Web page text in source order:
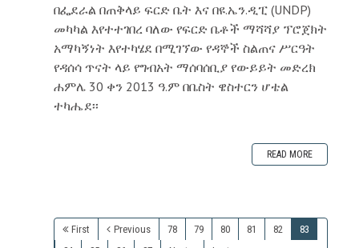
በፌደራል በጠቅላይ ፍርድ ቤት እና በዩ.ኤን.ዲፒ (UNDP)
መካካል እየተተገበረ ባለው የፍርድ ቤቶች ማሻሻያ ፕሮጀክት
አማካኝነት እየተካሄደ በሚገኘው የዳኞች ስልጠና ሥርዓት
የዳሰሳ ጥናት ላይ የግብአት ማሰባሰቢያ የውይይት መድረክ
ሐምሌ 30 ቀን 2013 ዓ.ም በቤስት ዌስተርን ሆቴል
ተካሔደ፡፡
READ MORE
First Previous 78 79 80 81 82
83